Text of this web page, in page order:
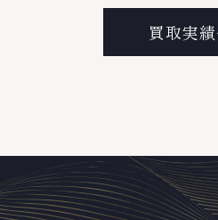
イヤモンド ブランド品 ブランド
衣類 お酒買取りのことなら、お
任せください。なかでも金・プラ
チナ等のアクセサリー・貴金属・
くなってしまった腕時計、多くの
お品物の高価買取りを実現してお
り、他店ではお値段の付かなかっ
たお品物でも、一点一点丁寧に無
買取実